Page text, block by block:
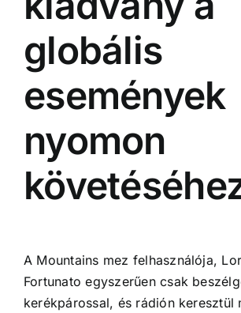
globális
események
nyomon
A Mountains mez felhasználója,
Fortunato egyszerűen csak
kerékpárossal, és rádión keresztül